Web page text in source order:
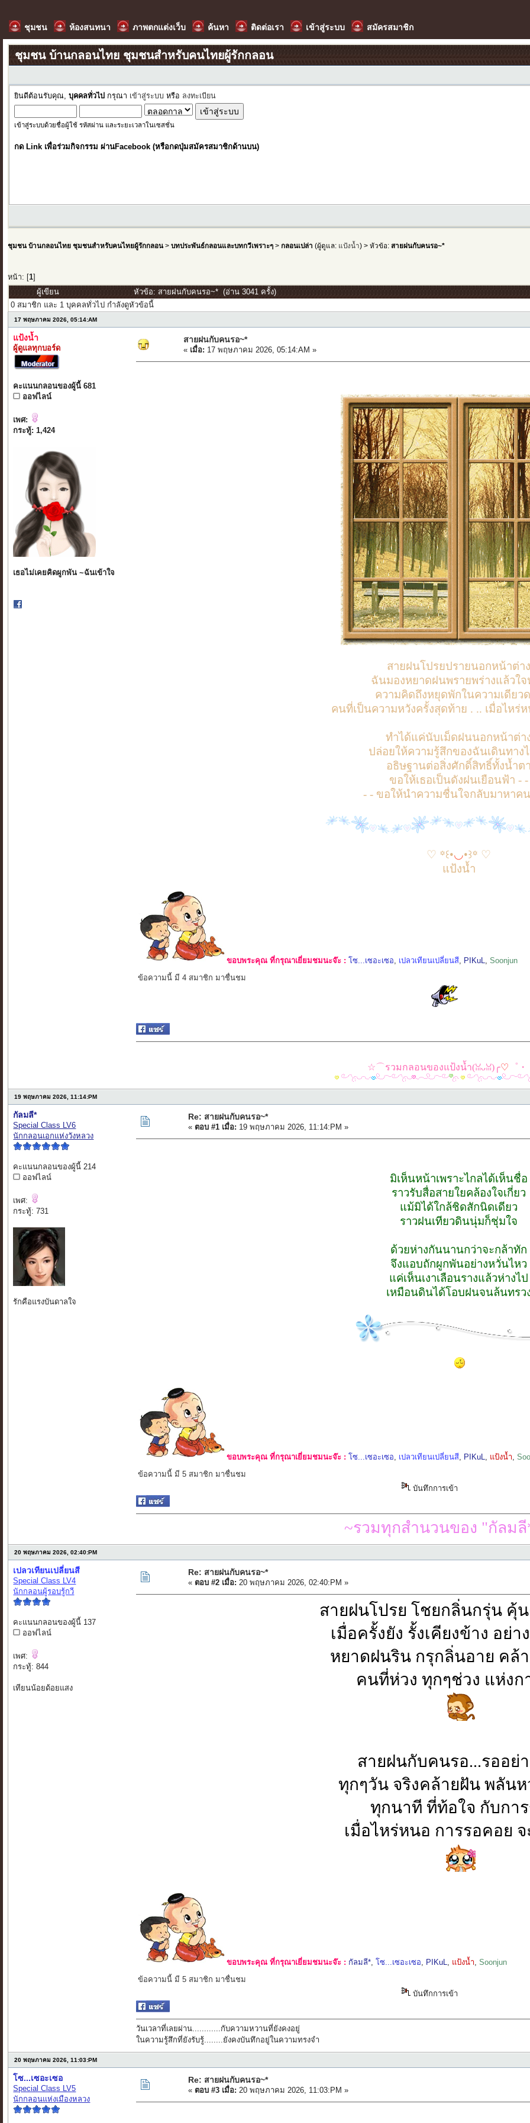
ชุมชน ห้องสนทนา ภาพตกแต่งเว็บ ค้นหา ติดต่อเรา เข้าสู่ระบบ สมัครสมาชิก
ชุมชน บ้านกลอนไทย ชุมชนสำหรับคนไทยผู้รักกลอน
ยินดีต้อนรับคุณ,บุคคลทั่วไป กรุณา เข้าสู่ระบบ หรือ ลงทะเบียน
เข้าสู่ระบบด้วยชื่อผู้ใช้ รหัสผ่าน และระยะเวลาในเซสชั่น
กด Link เพื่อร่วมกิจกรรม ผ่านFacebook (หรือกดปุ่มสมัครสมาชิกด้านบน)
ชุมชน บ้านกลอนไทย ชุมชนสำหรับคนไทยผู้รักกลอน >บทประพันธ์กลอนและบทกวีเพราะๆ >กลอนเปล่า (ผู้ดูแล: แป้งน้ำ) > หัวข้อ:สายฝนกับคนรอ~*
หน้า: [1
ผู้เขียน
หัวข้อ: สายฝนกับคนรอ~* (อ่าน 3041 ครั้ง)
0 สมาชิก และ 1 บุคคลทั่วไป กำลังดูหัวข้อนี้
17 พฤษภาคม 2026, 05:14:AM
แป้งน้ำ
ผู้ดูแลทุกบอร์ด
คะแนนกลอนของผู้นี้ 681
ออฟไลน์
เพศ:
กระทู้: 1,424
เธอไม่เคยคิดผูกพัน ~ฉันเข้าใจ
สายฝนกับคนรอ~*
« เมื่อ: 17 พฤษภาคม 2026, 05:14:AM »
สายฝนโปรยปรายนอกหน้าต่าง
ฉันมองหยาดฝนพรายพร่างแล้วใจ
ความคิดถึงหยุดพักในความเดียว
คนที่เป็นความหวังครั้งสุดท้าย . .. เมื่อไหร่
ทำได้แค่นับเม็ดฝนนอกหน้าต่า
ปล่อยให้ความรู้สึกของฉันเดินทาง
อธิษฐานต่อสิ่งศักดิ์สิทธิ์ทั้งน้ำตา
ขอให้เธอเป็นดังฝนเยือนฟ้า - -
- - ขอให้นำความชื่นใจกลับมาหาค
♡ ꙳꒰•◡•꒱꙳ ♡
แป้งน้ำ
ขอบพระคุณ ที่กรุณาเยี่ยมชมนะจ๊ะ : โซ...เซอะเซอ, เปลวเทียนเปลี่ยนสี, PIKuL,Soonjun
ข้อความนี้ มี 4 สมาชิก มาชื่นชม
☆⌒รวมกลอนของแป้งน้ำ(ꈍᴗꈍ)╭♡ ゜・
19 พฤษภาคม 2026, 11:14:PM
กัลมลี*
Special Class LV6
นักกลอนเอกแห่งวังหลวง
คะแนนกลอนของผู้นี้ 214
ออฟไลน์
เพศ:
กระทู้: 731
รักคือแรงบันดาลใจ
Re: สายฝนกับคนรอ~*
« ตอบ #1 เมื่อ: 19 พฤษภาคม 2026, 11:14:PM »
มิเห็นหน้าเพราะไกลได้เห็นชื่อ
ราวรับสื่อสายใยคล้องใจเกี่ยว
แม้มิได้ใกล้ชิดสักนิดเดียว
ราวฝนเทียวดินนุ่มก็ชุ่มใจ
ด้วยห่างกันนานกว่าจะกล้าทัก
จึงแอบถักผูกพันอย่างหวั่นไหว
แค่เห็นเงาเลือนรางแล้วห่างไป
เหมือนดินได้โอบฝนจนล้นทรว
ขอบพระคุณ ที่กรุณาเยี่ยมชมนะจ๊ะ : โซ...เซอะเซอ, เปลวเทียนเปลี่ยนสี, PIKuL, แป้งน้ำ,
ข้อความนี้ มี 5 สมาชิก มาชื่นชม
บันทึกการเข้า
~รวมทุกสำนวนของ "กัลม
20 พฤษภาคม 2026, 02:40:PM
เปลวเทียนเปลี่ยนสี
Special Class LV4
นักกลอนผู้รอบรู้กวี
คะแนนกลอนของผู้นี้ 137
ออฟไลน์
เพศ:
กระทู้: 844
เทียนน้อยด้อยแสง
Re: สายฝนกับคนรอ~*
« ตอบ #2 เมื่อ: 20 พฤษภาคม 2026, 02:40:PM »
สายฝนโปรย โชยกลิ่นกรุ่น คุ้
เมื่อครั้งยัง รั้งเคียงข้าง อย่า
หยาดฝนริน กรุกลิ่นอาย คล้
คนที่ห่วง ทุกๆช่วง แห่งก
สายฝนกับคนรอ...รออย่
ทุกๆวัน จริงคล้ายฝัน พลัน
ทุกนาที ที่ท้อใจ กับกา
เมื่อไหร่หนอ การรอคอย จ
ขอบพระคุณ ที่กรุณาเยี่ยมชมนะจ๊ะ : กัลมลี*,โซ...เซอะเซอ, PIKuL, แป้งน้ำ,Soonjun
ข้อความนี้ มี 5 สมาชิก มาชื่นชม
บันทึกการเข้า
วันเวลาที่เลยผ่าน............กับความหวานที่ยังคงอยู่
ในความรู้สึกที่ยังรับรู้........ยังคงบันทึกอยู่ในความทรงจำ
20 พฤษภาคม 2026, 11:03:PM
โซ...เซอะเซอ
Special Class LV5
นักกลอนแห่งเมืองหลวง
Re: สายฝนกับคนรอ~*
« ตอบ #3 เมื่อ: 20 พฤษภาคม 2026, 11:03:PM »